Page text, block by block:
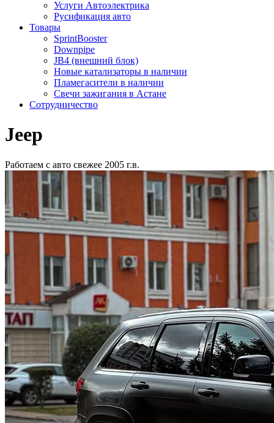
Услуги Автоэлектрика
Русификация авто
Товары
SprintBooster
Downpipe
JB4 (внешний блок)
Новые катализаторы в наличии
Пламегасители в наличии
Свечи зажигания в Астане
Сотрудничество
Jeep
Работаем с авто свежее 2005 г.в.